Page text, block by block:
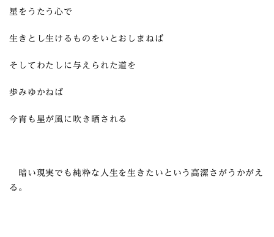
星をうたう心で
生きとし生けるものをいとおしまねば
そしてわたしに与えられた道を
歩みゆかねば
今宵も星が風に吹き晒される
暗い現実でも純粋な人生を生きたいという高潔さがうかがえ
る。